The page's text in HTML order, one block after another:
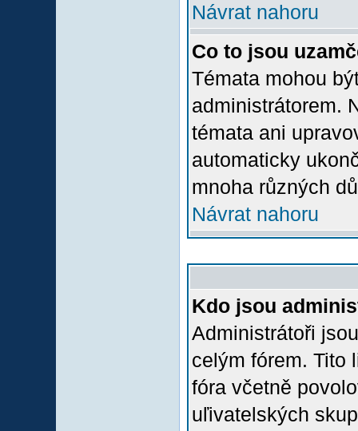
Návrat nahoru
Co to jsou
Témata mohou
administrátorem.
témata ani
automaticky
mnoha různých
Návrat nahoru
Kdo jsou
Administrátoři
celým fórem. Tito
fóra včetně
uľivatelských